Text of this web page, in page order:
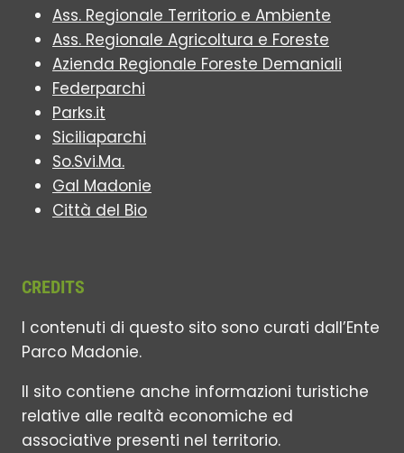
Ass. Regionale Territorio e Ambiente
Ass. Regionale Agricoltura e Foreste
Azienda Regionale Foreste Demaniali
Federparchi
Parks.it
Siciliaparchi
So.Svi.Ma.
Gal Madonie
Città del Bio
CREDITS
I contenuti di questo sito sono curati dall’Ente
Parco Madonie.
Il sito contiene anche informazioni turistiche
relative alle realtà economiche ed
associative presenti nel territorio.